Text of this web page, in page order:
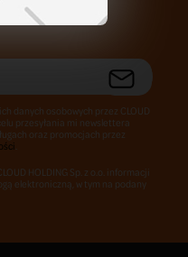
danych osobowych przez CLOUD
przesyłania mi newslettera
oraz promocjach przez
HOLDING Sp. z o.o. informacji
elektroniczną, w tym na podany